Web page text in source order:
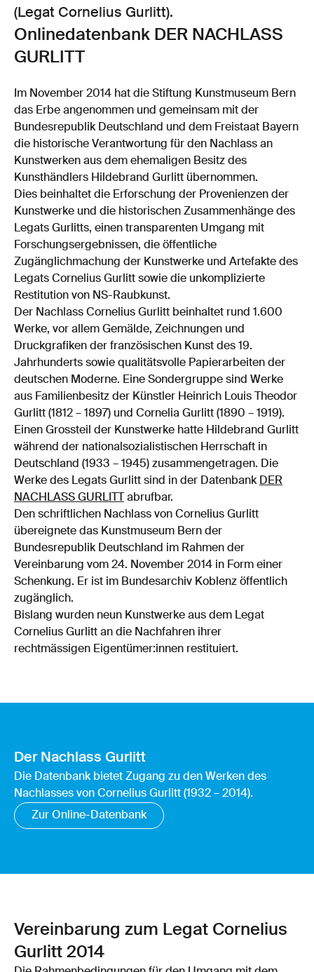
(Legat Cornelius Gurlitt).
Onlinedatenbank DER NACHLASS
GURLITT
Im November 2014 hat die Stiftung Kunstmuseum Bern
das Erbe angenommen und gemeinsam mit der
Bundesrepublik Deutschland und dem Freistaat Bayern
die historische Verantwortung für den Nachlass an
Kunstwerken aus dem ehemaligen Besitz des
Kunsthändlers Hildebrand Gurlitt übernommen.
Dies beinhaltet die Erforschung der Provenienzen der
Kunstwerke und die historischen Zusammenhänge des
Legats Gurlitts, einen transparenten Umgang mit
Forschungsergebnissen, die öffentliche
Zugänglichmachung der Kunstwerke und Artefakte des
Legats Cornelius Gurlitt sowie die unkomplizierte
Restitution von NS-Raubkunst.
Der Nachlass Cornelius Gurlitt beinhaltet rund 1.600
Werke, vor allem Gemälde, Zeichnungen und
Druckgrafiken der französischen Kunst des 19.
Jahrhunderts sowie qualitätsvolle Papierarbeiten der
deutschen Moderne. Eine Sondergruppe sind Werke
aus Familienbesitz der Künstler Heinrich Louis Theodor
Gurlitt (1812 – 1897) und Cornelia Gurlitt (1890 – 1919).
Einen Grossteil der Kunstwerke hatte Hildebrand Gurlitt
während der nationalsozialistischen Herrschaft in
Deutschland (1933 – 1945) zusammengetragen. Die
Werke des Legats Gurlitt sind in der Datenbank DER
NACHLASS GURLITT
abrufbar.
Den schriftlichen Nachlass von Cornelius Gurlitt
übereignete das Kunstmuseum Bern der
Bundesrepublik Deutschland im Rahmen der
Vereinbarung vom 24. November 2014 in Form einer
Schenkung. Er ist im Bundesarchiv Koblenz öffentlich
zugänglich.
Bislang wurden neun Kunstwerke aus dem Legat
Cornelius Gurlitt an die Nachfahren ihrer
rechtmässigen Eigentümer:innen restituiert.
Der Nachlass Gurlitt
Die Datenbank bietet Zugang zu den Werken des
Nachlasses von Cornelius Gurlitt (1932 – 2014).
Zur Online-Datenbank
Vereinbarung zum Legat Cornelius
Gurlitt 2014